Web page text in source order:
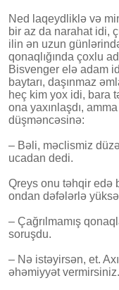
Ned laqeydliklə və
bir az da narahat idi,
ilin ən uzun
qonaqlığında çoxlu
Bisvenger elə adam
baytarı, daşınmaz
heç kim yox idi, bara
ona yaxınlaşdı,
düşməncəsinə:
– Bəli, məclismiz
ucadan dedi.
Qreys onu təhqir edə
ondan dəfələrlə
– Çağrılmamış
soruşdu.
– Nə istəyirsən, et.
əhəmiyyət vermirsiniz.